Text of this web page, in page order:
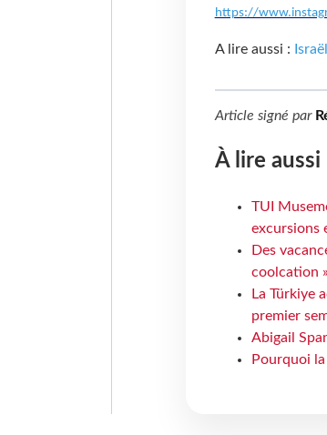
https://
A lire aussi :
Article signé par
À lire aussi
TUI
excursions
Des
coolcation »
La Türkiye
premier
Abigail
Pourquoi